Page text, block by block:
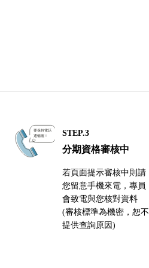
STEP.3
分期資格審核中
若頁面提示審核中則請
您留意手機來電，專員
會致電與您核對資料
(審核標準為機密，恕不
提供查詢原因)